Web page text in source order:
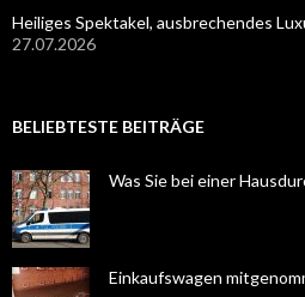
Heiliges Spektakel, ausbrechendes
27.07.2026
BELIEBTESTE BEITRÄGE
Was Sie bei einer
Einkaufswagen